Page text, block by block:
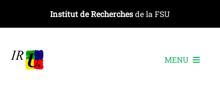
contenu
Institut de Recherchesde la FSU
MENU